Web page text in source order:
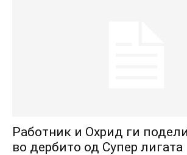
Работник и Охрид ги
во дербито од Супер лигата